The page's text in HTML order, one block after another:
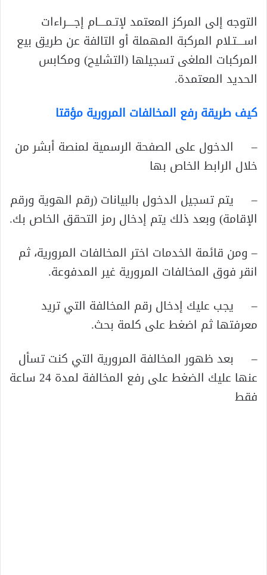
التوجه إلى المركز المعتمد لإتـمــــام إجــــراءات
اســــتـلام المركبة المهملة أو التالفة عن طريق بيع
المركبات الملغى تسجيلها (التشليح) ومكابس
الحديد المعتمدة.
كيف طريقة رفع المخالفات المرورية مؤقتا
– الدخول على الصفحة الرسمية لمنصة أبشر من
خلال الرابط الخاص بها
– يتم تسجيل الدخول بالبيانات (رقم الهوية ورقم
الإقامة) وبعد ذلك يتم إدخال رمز التحقق الخاص بك.
– ومن قائمة الخدمات اختر المخالفات المرورية، ثم
انقر فوق المخالفات المرورية غير المدفوعة.
– يجب عليك إدخال رقم المخالفة التي تريد
معرفتها ثم اضغط على كلمة بحث.
– بعد ظهور المخالفة المرورية التي كنت تسأل
عنها عليك الضغط على رفع المخالفة لمدة 24 ساعة
فقط